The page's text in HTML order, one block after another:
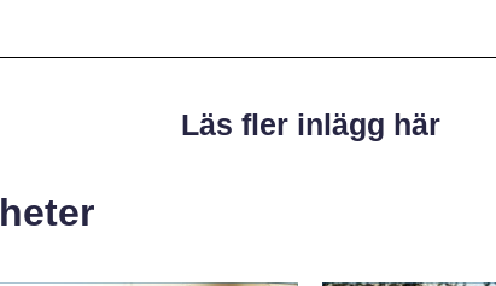
Läs fler inlägg här